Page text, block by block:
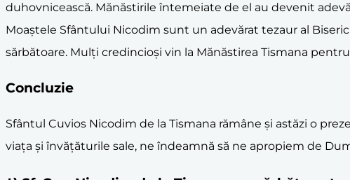
duhovnicească. Mănăstirile întemeiate de el au devenit
Moaștele Sfântului Nicodim sunt un adevărat tezaur al
sărbătoare. Mulți credincioși vin la Mănăstirea Tismana
Concluzie
Sfântul Cuvios Nicodim de la Tismana rămâne și astăzi o
viața și învățăturile sale, ne îndeamnă să ne apropiem de